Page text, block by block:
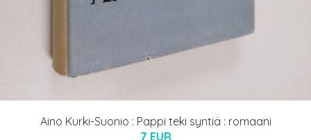
Aino Kurki-Suonio : Pappi teki syntiä : romaani
7 EUR